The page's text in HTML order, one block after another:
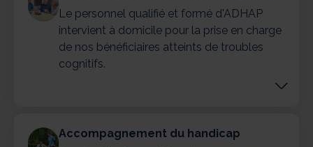
Le personnel qualifié et formé d'ADHAP
intervient à domicile pour la prise en charge
de nos bénéficiaires atteints de troubles
cognitifs.
Accompagnement du handicap